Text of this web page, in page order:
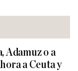
Adamuz o a
a Ceuta y